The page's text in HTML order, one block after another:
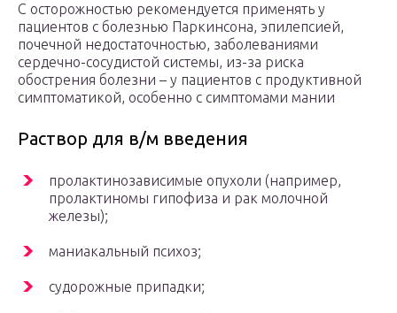
С осторожностью рекомендуется применять у
пациентов с болезнью Паркинсона, эпилепсией,
почечной недостаточностью, заболеваниями
сердечно-сосудистой системы, из-за риска
обострения болезни – у пациентов с продуктивной
симптоматикой, особенно с симптомами мании
Раствор для в/м введения
пролактинозависимые опухоли (например,
пролактиномы гипофиза и рак молочной
железы);
маниакальный психоз;
судорожные припадки;